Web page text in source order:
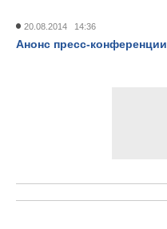
20.08.2014 14:36
Анонс пресс-конференции